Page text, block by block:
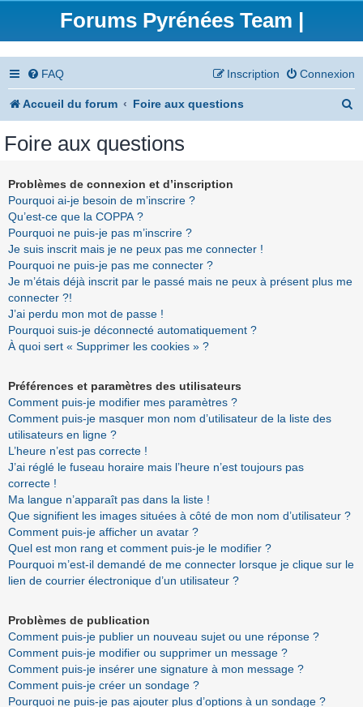
Forums Pyrénées Team |
FAQ Connexion
Inscription
Accueil du forum Foire aux questions
Foire aux questions
Problèmes de connexion et d’inscription
Pourquoi ai-je besoin de m’inscrire ?
Qu’est-ce que la COPPA ?
Pourquoi ne puis-je pas m’inscrire ?
Je suis inscrit mais je ne peux pas me connecter !
Pourquoi ne puis-je pas me connecter ?
Je m’étais déjà inscrit par le passé mais ne peux à présent plus me
connecter ?!
J’ai perdu mon mot de passe !
Pourquoi suis-je déconnecté automatiquement ?
À quoi sert « Supprimer les cookies » ?
Préférences et paramètres des utilisateurs
Comment puis-je modifier mes paramètres ?
Comment puis-je masquer mon nom d’utilisateur de la liste des
utilisateurs en ligne ?
L’heure n’est pas correcte !
J’ai réglé le fuseau horaire mais l’heure n’est toujours pas
correcte !
Ma langue n’apparaît pas dans la liste !
Que signifient les images situées à côté de mon nom d’utilisateur ?
Comment puis-je afficher un avatar ?
Quel est mon rang et comment puis-je le modifier ?
Pourquoi m’est-il demandé de me connecter lorsque je clique sur le
lien de courrier électronique d’un utilisateur ?
Problèmes de publication
Comment puis-je publier un nouveau sujet ou une réponse ?
Comment puis-je modifier ou supprimer un message ?
Comment puis-je insérer une signature à mon message ?
Comment puis-je créer un sondage ?
Pourquoi ne puis-je pas ajouter plus d’options à un sondage ?